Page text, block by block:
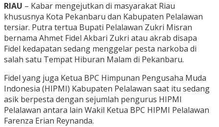
RIAU – Kabar mengejutkan di masyarakat Riau
khususnya Kota Pekanbaru dan Kabupaten Pelalawan
tersiar. Putra tertua Bupati Pelalawan Zukri Misran
bernama Ahmet Fidel Akbari Zukri atau akrab disapa
Fidel kedapatan sedang menggelar pesta narkoba di
salah satu Tempat Hiburan Malam di Pekanbaru.
Fidel yang juga Ketua BPC Himpunan Pengusaha Muda
Indonesia (HIPMI) Kabupaten Pelalawan saat itu sedang
asik berpesta dengan sejumlah pengurus HIPMI
Pelalawan antara lain Wakil Ketua BPC HIPMI Pelalawan
Farenza Erian Reynanda.